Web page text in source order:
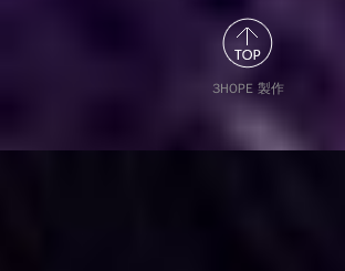
3HOPE 製作